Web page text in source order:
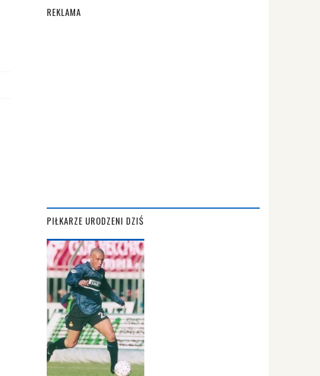
REKLAMA
PIŁKARZE URODZENI DZIŚ